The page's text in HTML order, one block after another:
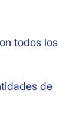
todos los
de